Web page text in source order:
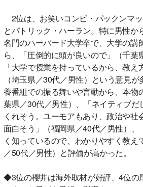
2位は、お笑いコンビ・パックンマ
とパトリック・ハーラン。特に男性か
名門のハーバード大学卒で、大学の講
ら、「圧倒的に頭が良いので」（千葉
「大学で授業を持っているから、教え
（埼玉県／30代／男性）という意見
養番組での振る舞いや言動から、本物
葉県／30代／男性）、「ネイティブだ
くれそう。ユーモアもあり、政治や社
面白そう」（福岡県／40代／男性）、
く知っているので、わかりやすく教え
／50代／男性）と評価が高かった。
◆3位の櫻井は海外取材が好評、4位の